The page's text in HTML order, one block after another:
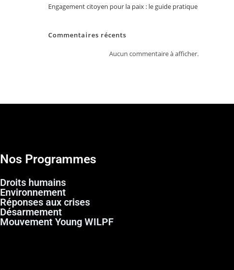
Engagement citoyen pour la paix : le guide pratique
Commentaires récents
Aucun commentaire à afficher.
Nos Programmes
Droits humains
Environnement
Réponses aux crises
Désarmement
Mouvement Young WILPF